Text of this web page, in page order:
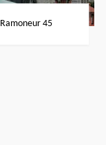
Ramoneur 45